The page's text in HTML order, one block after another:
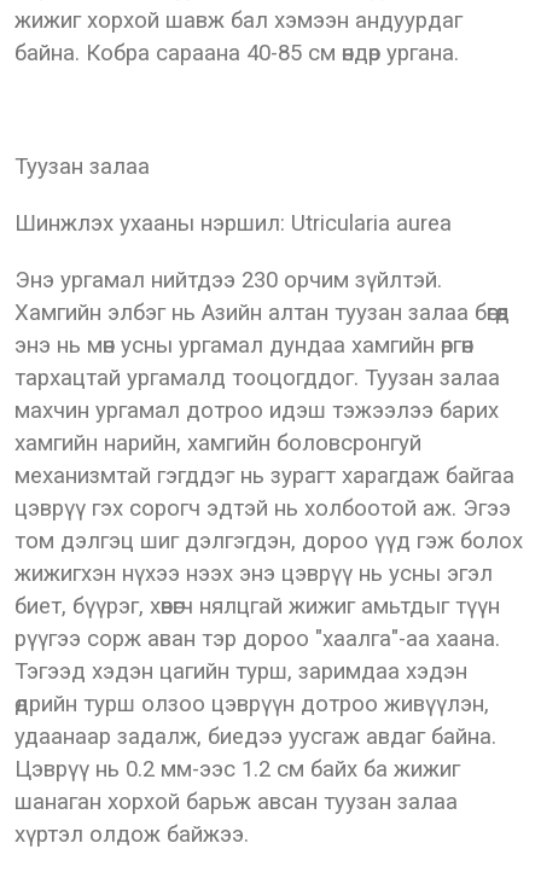
жижиг хорхой шавж бал хэмээн андуурдаг
байна. Кобра сараана 40-85 см өндөр ургана.
Туузан залаа
Шинжлэх ухааны нэршил: Utricularia aurea
Энэ ургамал нийтдээ 230 орчим зүйлтэй.
Хамгийн элбэг нь Азийн алтан туузан залаа бөгөөд
энэ нь мөн усны ургамал дундаа хамгийн өргөн
тархацтай ургамалд тооцогддог. Туузан залаа
махчин ургамал дотроо идэш тэжээлээ барих
хамгийн нарийн, хамгийн боловсронгуй
механизмтай гэгддэг нь зурагт харагдаж байгаа
цэврүү гэх сорогч эдтэй нь холбоотой аж. Эгээ
том дэлгэц шиг дэлгэгдэн, дороо үүд гэж болох
жижигхэн нүхээ нээх энэ цэврүү нь усны эгэл
биет, бүүрэг, хөвөгч нялцгай жижиг амьтдыг түүн
рүүгээ сорж аван тэр дороо "хаалга"-аа хаана.
Тэгээд хэдэн цагийн турш, заримдаа хэдэн
өдрийн турш олзоо цэврүүн дотроо живүүлэн,
удаанаар задалж, биедээ уусгаж авдаг байна.
Цэврүү нь 0.2 мм-ээс 1.2 см байх ба жижиг
шанаган хорхой барьж авсан туузан залаа
хүртэл олдож байжээ.